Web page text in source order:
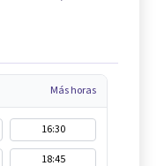
Más horas
16:30
18:45